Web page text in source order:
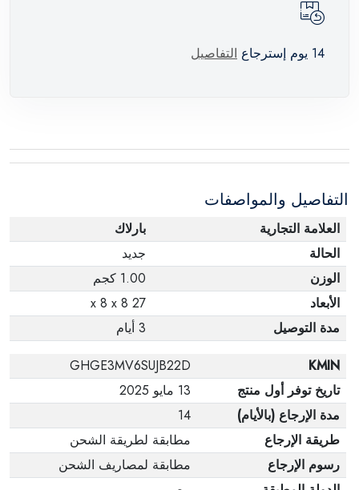
14 يوم إسترجاع التفاصيل
التفاصيل والمواصفات
العلامة التجارية
بارلاك
الحالة
جديد
الوزن
1.00 كجم
الأبعاد
27 x 8 x 8
مدة التوصيل
3 أيام
KMIN
GHGE3MV6SUJB22D
تاريخ توفر أول منتج
13 مايو 2025
مدة الإرجاع (بالأيام)
14
طريقة الإرجاع
مطابقة لطريقة الشحن
رسوم الإرجاع
مطابقة لمصاريف الشحن